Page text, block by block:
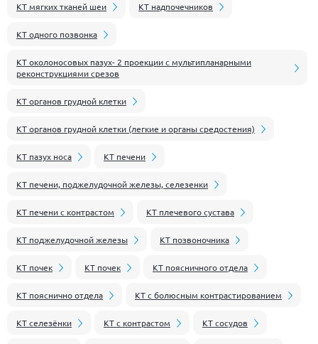
КТ мягких тканей шеи КТ надпочечников
КТ одного позвонка
КТ околоносовых пазух- 2 проекции с мультипланарными
реконструкциями срезов
КТ органов грудной клетки
КТ органов грудной клетки (легкие и органы средостения)
КТ пазух носа КТ печени
КТ печени, поджелудочной железы, селезенки
КТ печени с контрастом КТ плечевого сустава
КТ поджелудочной железы КТ позвоночника
КТ почек КТ почек КТ поясничного отдела
КТ пояснично отдела КТ с болюсным контрастированием
КТ селезёнки КТ с контрастом КТ сосудов